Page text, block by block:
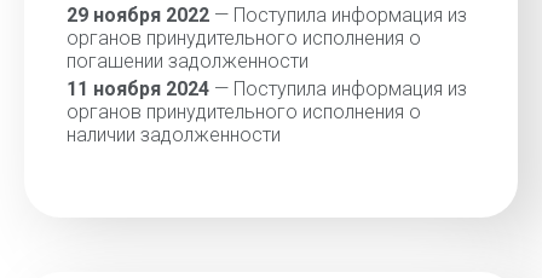
29 ноября 2022 — Поступила информация из
органов принудительного исполнения о
погашении задолженности
11 ноября 2024 — Поступила информация из
органов принудительного исполнения о
наличии задолженности